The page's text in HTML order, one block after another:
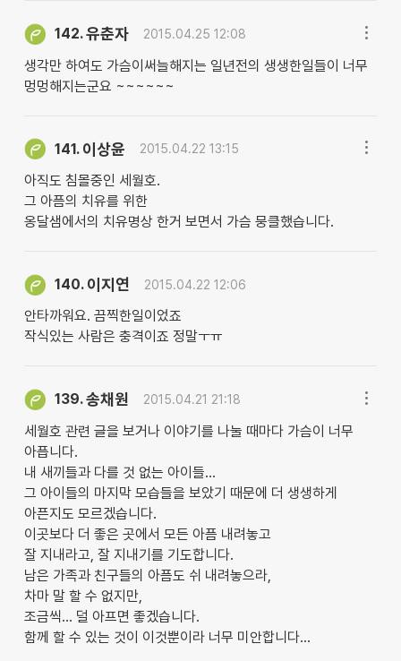
142.유춘자 2015.04.25 12:08
생각만 하여도 가슴이써늘해지는 일년전의 생생한일들이 너무
멍멍해지는군요 ~~~~~~
141. 이상윤 2015.04.22 13:15
아직도 침몰중인 세월호.
그 아픔의 치유를 위한
옹달샘에서의 치유명상 한거 보면서 가슴 뭉클했습니다.
140. 이지연 2015.04.22 12:06
안타까워요. 끔찍한일이었죠
작식있는 사람은 충격이죠 정말ㅜㅠ
139.송채원 2015.04.21 21:18
세월호 관련 글을 보거나 이야기를 나눌 때마다 가슴이 너무
아픕니다.
내 새끼들과 다를 것 없는 아이들...
그 아이들의 마지막 모습들을 보았기 때문에 더 생생하게
아픈지도 모르겠습니다.
이곳보다 더 좋은 곳에서 모든 아픔 내려놓고
잘 지내라고, 잘 지내기를 기도합니다.
남은 가족과 친구들의 아픔도 쉬 내려놓으라,
차마 말 할 수 없지만,
조금씩... 덜 아프면 좋겠습니다.
함께 할 수 있는 것이 이것뿐이라 너무 미안합니다...